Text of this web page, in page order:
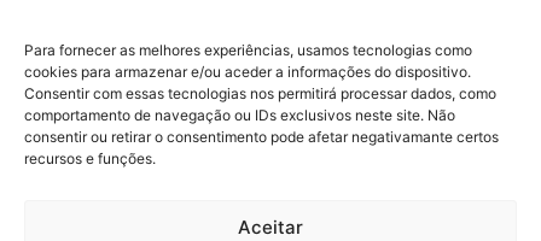
Para fornecer as melhores experiências, usamos tecnologias como
cookies para armazenar e/ou aceder a informações do dispositivo.
Consentir com essas tecnologias nos permitirá processar dados, como
comportamento de navegação ou IDs exclusivos neste site. Não
consentir ou retirar o consentimento pode afetar negativamante certos
recursos e funções.
Aceitar
Criamos a cozinha perfeita para o seu sucesso
gastronómico!